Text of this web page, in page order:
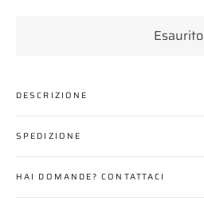
Esaurito
DESCRIZIONE
SPEDIZIONE
HAI DOMANDE? CONTATTACI